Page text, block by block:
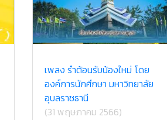
เพลง รำต้อนรับน้องใหม่ โดย
องค์การนักศึกษา มหาวิทยาลัย
อุบลราชธานี
(31 พฤษภาคม 2566)